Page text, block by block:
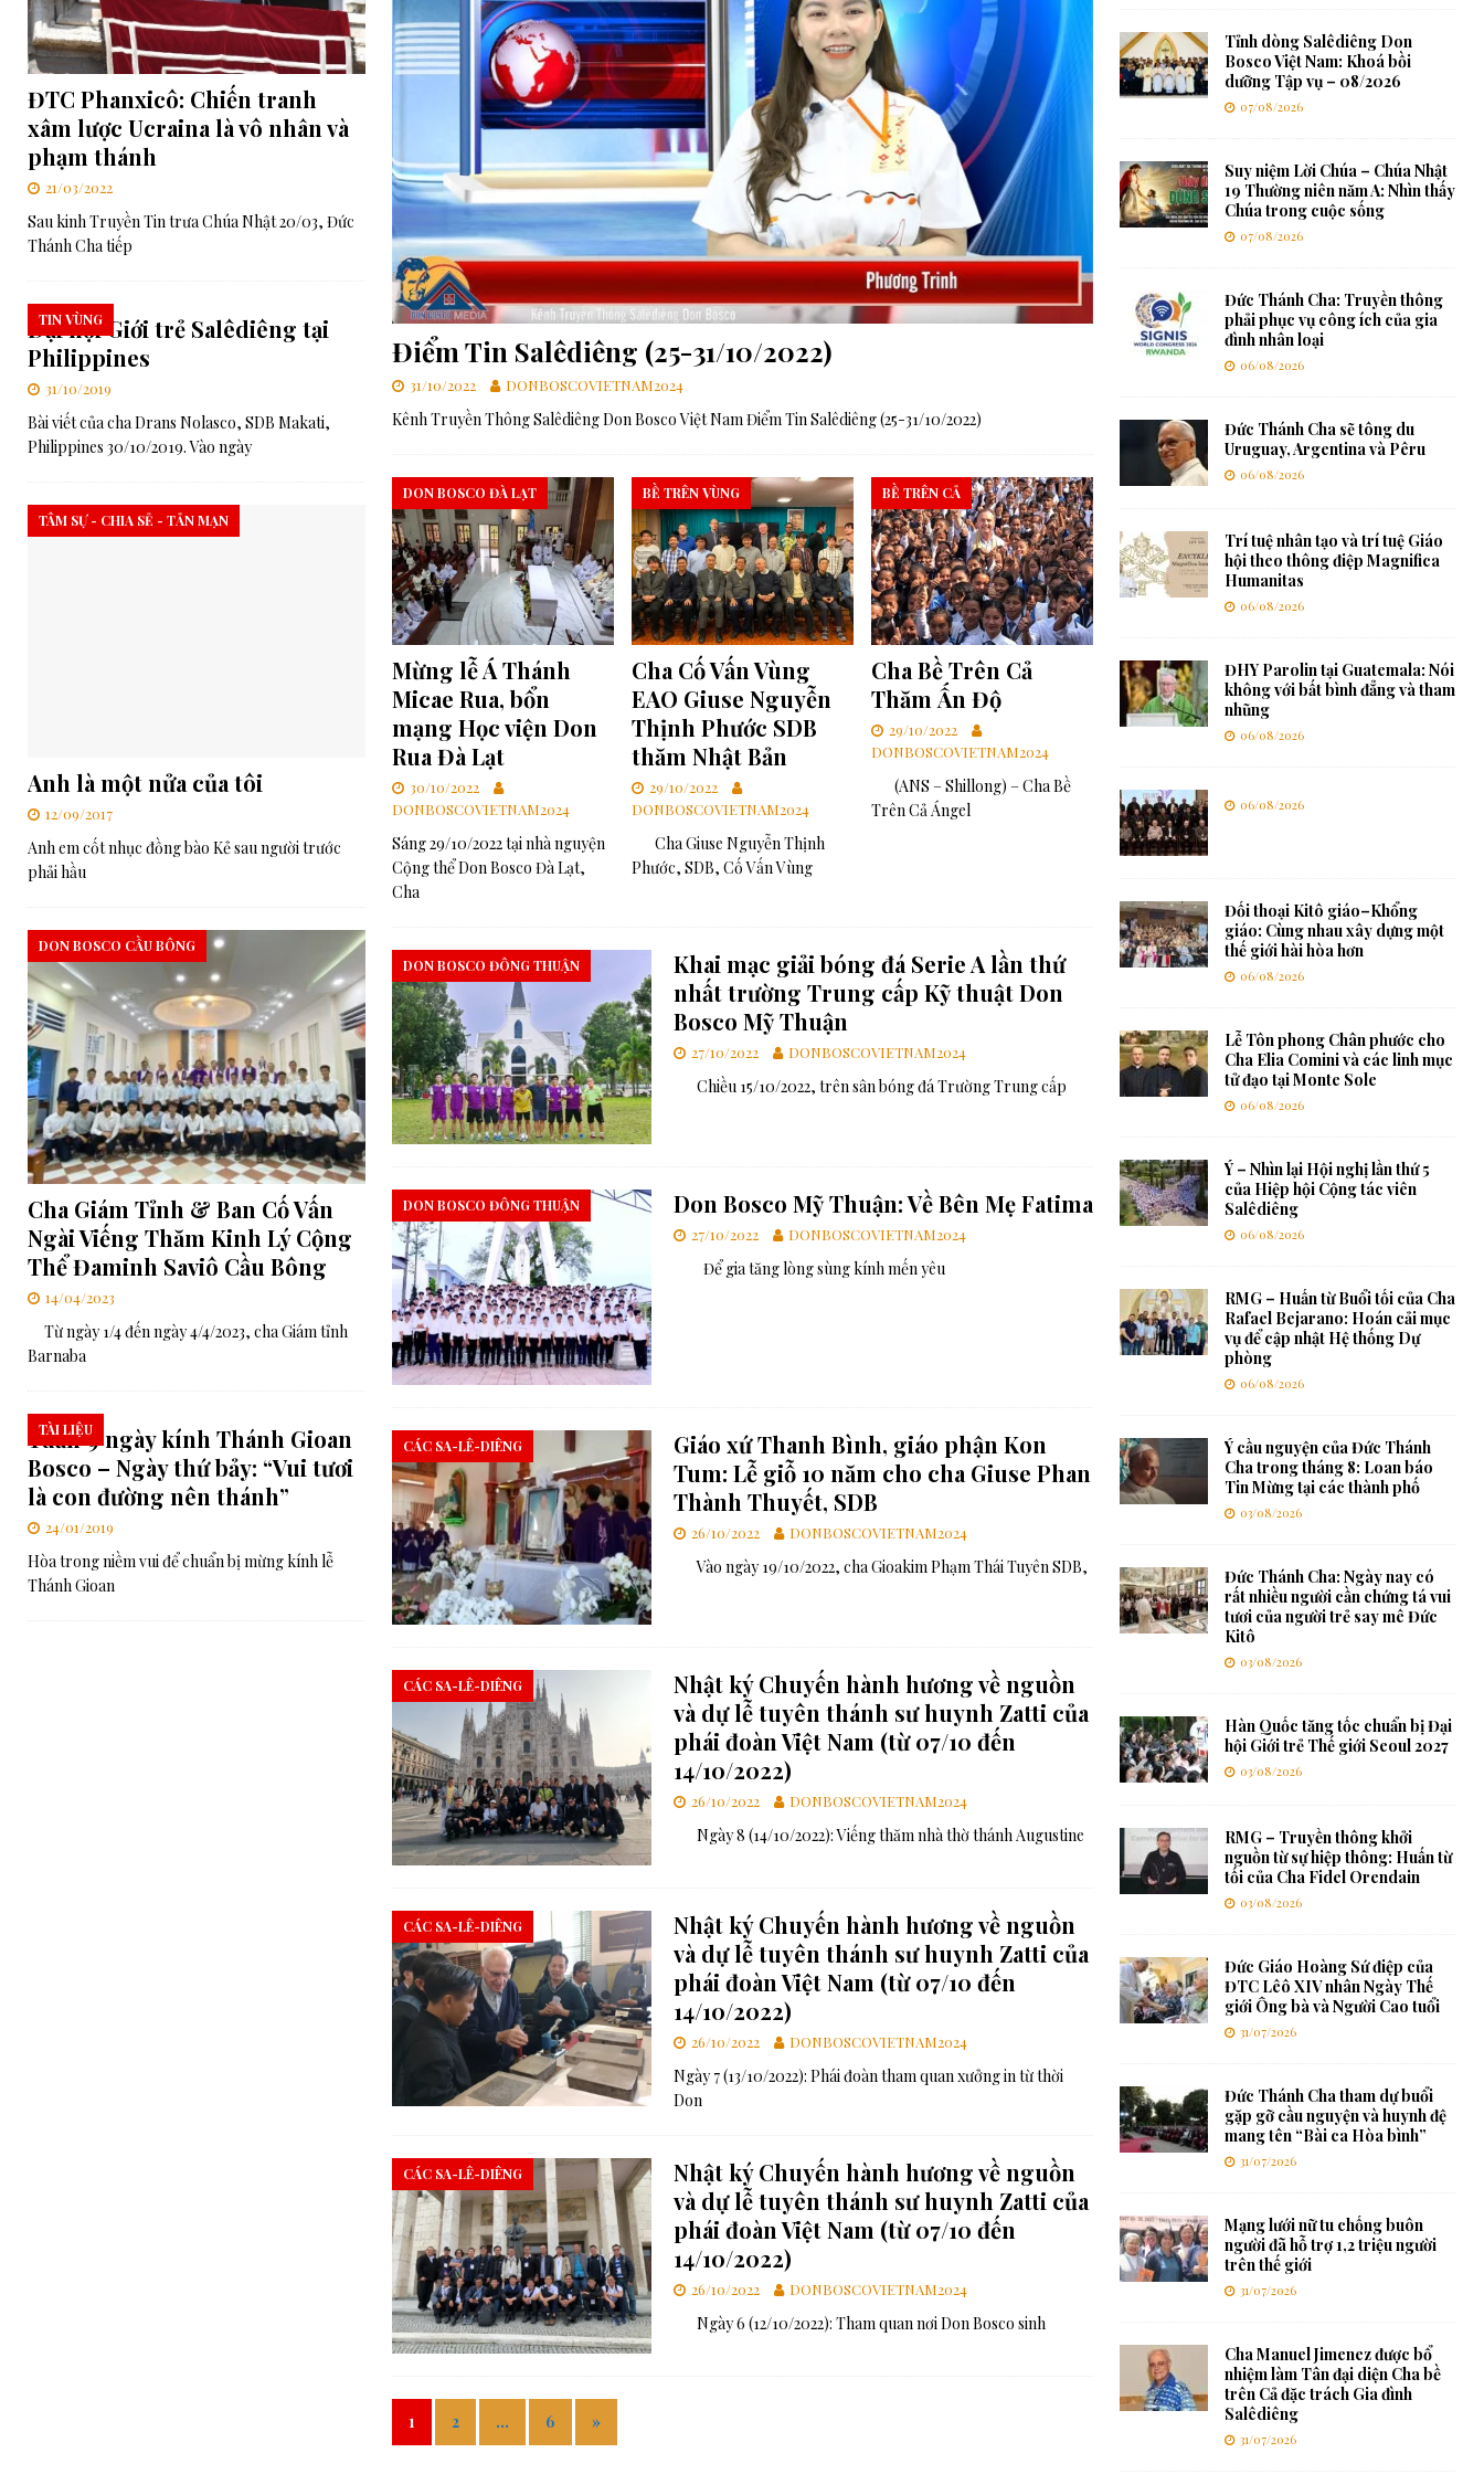
[ 06/08/2026 ] Đối thoại Kitô giáo–Khổng giáo: Cùng nhau xây dựng một thế giới hài hòa hơn GIÁO HỘI
[ 06/08/2026 ] Lễ Tôn phong Chân phước cho Cha Elia Comini và các linh mục tử đạo tại Monte Sole TIN SDB
[ 07/08/2026 ] RMG – Công Báo Ban Tổng Cố Vấn Số 448: Những Gợi Ý Của Cha Bề Trên Cả Về Việc “Suy Nghĩ Theo Thánh ý Của Thiên
Chúa” TRUNG ƯƠNG
Điểm Tin Salêdiêng (25-31/10/2022)
31/10/2022 DONBOSCOVIETNAM2024
Kênh Truyền Thông Salêdiêng Don Bosco Việt Nam Điểm Tin Salêdiêng (25-31/10/2022)
DON BOSCO ĐÀ LẠT
Mừng lễ Á Thánh
Micae Rua, bổn
mạng Học viện Don
Rua Đà Lạt
30/10/2022
DONBOSCOVIETNAM2024
Sáng 29/10/2022 tại nhà nguyện
Cộng thể Don Bosco Đà Lạt,
Cha
BỀ TRÊN VÙNG
Cha Cố Vấn Vùng
EAO Giuse Nguyễn
Thịnh Phước SDB
thăm Nhật Bản
29/10/2022
DONBOSCOVIETNAM2024
Cha Giuse Nguyễn Thịnh
Phước, SDB, Cố Vấn Vùng
BỀ TRÊN CẢ
Cha Bề Trên Cả
Thăm Ấn Độ
29/10/2022
DONBOSCOVIETNAM2024
(ANS – Shillong) – Cha Bề
Trên Cả Ángel
DON BOSCO ĐÔNG THUẬN
Khai mạc giải bóng đá Serie A lần thứ
nhất trường Trung cấp Kỹ thuật Don
Bosco Mỹ Thuận
27/10/2022 DONBOSCOVIETNAM2024
Chiều 15/10/2022, trên sân bóng đá Trường Trung cấp
DON BOSCO ĐÔNG THUẬN Don Bosco Mỹ Thuận: Về Bên Mẹ Fatima
27/10/2022 DONBOSCOVIETNAM2024
Để gia tăng lòng sùng kính mến yêu
CÁC SA-LÊ-DIÊNG
Giáo xứ Thanh Bình, giáo phận Kon
Tum: Lễ giỗ 10 năm cho cha Giuse Phan
Thành Thuyết, SDB
26/10/2022 DONBOSCOVIETNAM2024
Vào ngày 19/10/2022, cha Gioakim Phạm Thái Tuyên SDB,
CÁC SA-LÊ-DIÊNG
Nhật ký Chuyến hành hương về nguồn
và dự lễ tuyên thánh sư huynh Zatti của
phái đoàn Việt Nam (từ 07/10 đến
14/10/2022)
26/10/2022 DONBOSCOVIETNAM2024
Ngày 8 (14/10/2022): Viếng thăm nhà thờ thánh Augustine
CÁC SA-LÊ-DIÊNG
Nhật ký Chuyến hành hương về nguồn
và dự lễ tuyên thánh sư huynh Zatti của
phái đoàn Việt Nam (từ 07/10 đến
14/10/2022)
26/10/2022 DONBOSCOVIETNAM2024
Ngày 7 (13/10/2022): Phái đoàn tham quan xưởng in từ thời
Don
CÁC SA-LÊ-DIÊNG
Nhật ký Chuyến hành hương về nguồn
và dự lễ tuyên thánh sư huynh Zatti của
phái đoàn Việt Nam (từ 07/10 đến
14/10/2022)
26/10/2022 DONBOSCOVIETNAM2024
Ngày 6 (12/10/2022): Tham quan nơi Don Bosco sinh
1 2 … 6 »
ĐTC Phanxicô: Chiến tranh
xâm lược Ucraina là vô nhân và
phạm thánh
21/03/2022
Sau kinh Truyền Tin trưa Chúa Nhật 20/03, Đức
Thánh Cha tiếp
Đại hội Giới trẻ Salêdiêng tại
Philippines
TIN VÙNG
31/10/2019
Bài viết của cha Drans Nolasco, SDB Makati,
Philippines 30/10/2019. Vào ngày
Anh là một nửa của tôi
TÂM SỰ - CHIA SẺ - TẢN MẠN
12/09/2017
Anh em cốt nhục đồng bào Kẻ sau người trước
phải hầu
Cha Giám Tỉnh & Ban Cố Vấn
Ngài Viếng Thăm Kinh Lý Cộng
Thể Đaminh Saviô Cầu Bông
DON BOSCO CẦU BÔNG
14/04/2023
Từ ngày 1/4 đến ngày 4/4/2023, cha Giám tỉnh
Barnaba
Tuần 9 ngày kính Thánh Gioan
Bosco – Ngày thứ bảy: “Vui tươi
là con đường nên thánh”
TÀI LIỆU
24/01/2019
Hòa trong niềm vui để chuẩn bị mừng kính lễ
Thánh Gioan
Tỉnh dòng Salêdiêng Don
Bosco Việt Nam: Khoá bồi
dưỡng Tập vụ – 08/2026
07/08/2026
Suy niệm Lời Chúa – Chúa Nhật
19 Thường niên năm A: Nhìn thấy
Chúa trong cuộc sống
07/08/2026
Đức Thánh Cha: Truyền thông
phải phục vụ công ích của gia
đình nhân loại
06/08/2026
Đức Thánh Cha sẽ tông du
Uruguay, Argentina và Pêru
06/08/2026
Trí tuệ nhân tạo và trí tuệ Giáo
hội theo thông điệp Magnifica
Humanitas
06/08/2026
ĐHY Parolin tại Guatemala: Nói
không với bất bình đẳng và tham
nhũng
06/08/2026
06/08/2026
Đối thoại Kitô giáo–Khổng
giáo: Cùng nhau xây dựng một
thế giới hài hòa hơn
06/08/2026
Lễ Tôn phong Chân phước cho
Cha Elia Comini và các linh mục
tử đạo tại Monte Sole
06/08/2026
Ý – Nhìn lại Hội nghị lần thứ 5
của Hiệp hội Cộng tác viên
Salêdiêng
06/08/2026
RMG – Huấn từ Buổi tối của Cha
Rafael Bejarano: Hoán cải mục
vụ để cập nhật Hệ thống Dự
phòng
06/08/2026
Ý cầu nguyện của Đức Thánh
Cha trong tháng 8: Loan báo
Tin Mừng tại các thành phố
03/08/2026
Đức Thánh Cha: Ngày nay có
rất nhiều người cần chứng tá vui
tươi của người trẻ say mê Đức
Kitô
03/08/2026
Hàn Quốc tăng tốc chuẩn bị Đại
hội Giới trẻ Thế giới Seoul 2027
03/08/2026
RMG – Truyền thông khởi
nguồn từ sự hiệp thông: Huấn từ
tối của Cha Fidel Orendain
03/08/2026
Đức Giáo Hoàng Sứ điệp của
ĐTC Lêô XIV nhân Ngày Thế
giới Ông bà và Người Cao tuổi
31/07/2026
Đức Thánh Cha tham dự buổi
gặp gỡ cầu nguyện và huynh đệ
mang tên “Bài ca Hòa bình”
31/07/2026
Mạng lưới nữ tu chống buôn
người đã hỗ trợ 1,2 triệu người
trên thế giới
31/07/2026
Cha Manuel Jimenez được bổ
nhiệm làm Tân đại diện Cha bề
trên Cả đặc trách Gia đình
Salêdiêng
31/07/2026